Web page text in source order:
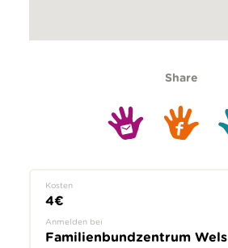
Share
Kosten
4€
Anmelden bei
Familienbundzentrum Wels